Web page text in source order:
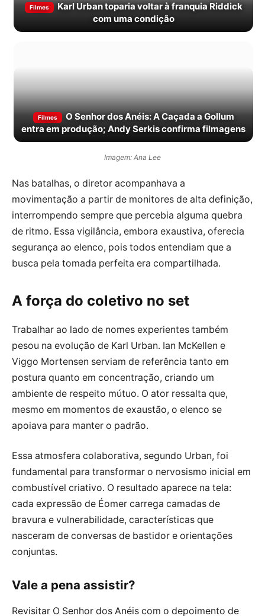
Filmes
Karl Urban toparia voltar à franquia Riddick
com uma condição
Filmes
O Senhor dos Anéis: A Caçada a Gollum
entra em produção; Andy Serkis confirma filmagens
Imagem: Ana Lee
Nas batalhas, o diretor acompanhava a
movimentação a partir de monitores de alta definição,
interrompendo sempre que percebia alguma quebra
de ritmo. Essa vigilância, embora exaustiva, oferecia
segurança ao elenco, pois todos entendiam que a
busca pela tomada perfeita era compartilhada.
A força do coletivo no set
Trabalhar ao lado de nomes experientes também
pesou na evolução de Karl Urban. Ian McKellen e
Viggo Mortensen serviam de referência tanto em
postura quanto em concentração, criando um
ambiente de respeito mútuo. O ator ressalta que,
mesmo em momentos de exaustão, o elenco se
apoiava para manter o padrão.
Essa atmosfera colaborativa, segundo Urban, foi
fundamental para transformar o nervosismo inicial em
combustível criativo. O resultado aparece na tela:
cada expressão de Éomer carrega camadas de
bravura e vulnerabilidade, características que
nasceram de conversas de bastidor e orientações
conjuntas.
Vale a pena assistir?
Revisitar O Senhor dos Anéis com o depoimento de